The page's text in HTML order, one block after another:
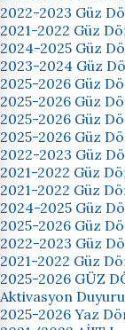
2022-2023 Güz
2021-2022 Güz
2024-2025 Güz
2023-2024 Güz
2025-2026 Güz
2025-2026 Güz
2025-2026 Güz
2025-2026 Güz
2022-2023 Güz
2021-2022 Güz
2021-2022 Güz
2024-2025 Güz
2025-2026 Güz
2022-2023 Güz
2021-2022 Güz
2025-2026 GÜZ
Aktivasyon
2025-2026 Yaz